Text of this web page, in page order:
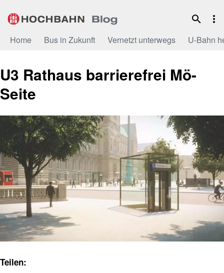
Inhalt
Home Bus in Zukunft Vernetzt unterwegs U-Bahn
U3 Rathaus barrierefrei Mö-
Seite
Teilen: